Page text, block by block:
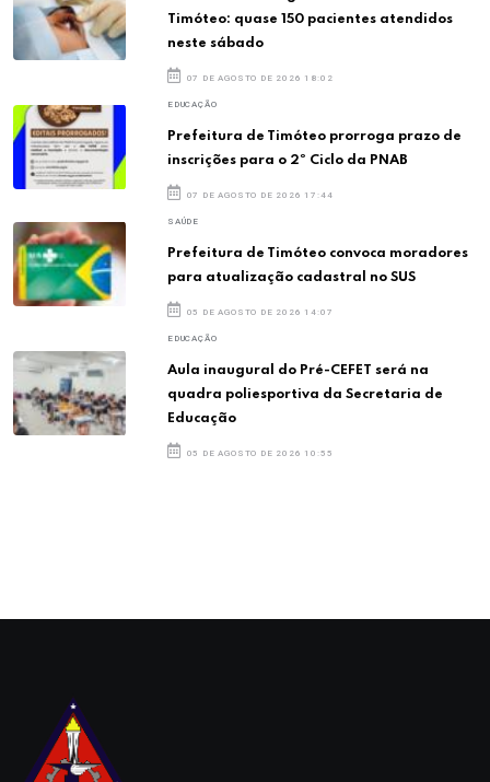
Timóteo: quase 150 pacientes atendidos
neste sábado
07 DE AGOSTO DE 2026 18:02
EDUCAÇÃO
Prefeitura de Timóteo prorroga prazo de
inscrições para o 2º Ciclo da PNAB
07 DE AGOSTO DE 2026 17:44
SAÚDE
Prefeitura de Timóteo convoca moradores
para atualização cadastral no SUS
05 DE AGOSTO DE 2026 14:07
EDUCAÇÃO
Aula inaugural do Pré-CEFET será na
quadra poliesportiva da Secretaria de
Educação
05 DE AGOSTO DE 2026 10:55